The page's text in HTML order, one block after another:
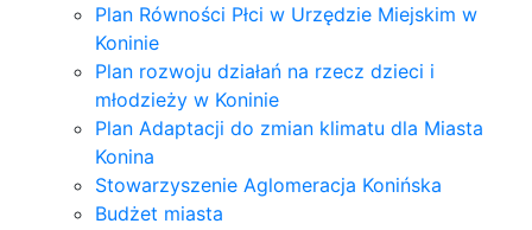
Plan Równości Płci w Urzędzie Miejskim w
Koninie
Plan rozwoju działań na rzecz dzieci i
młodzieży w Koninie
Plan Adaptacji do zmian klimatu dla Miasta
Konina
Stowarzyszenie Aglomeracja Konińska
Budżet miasta